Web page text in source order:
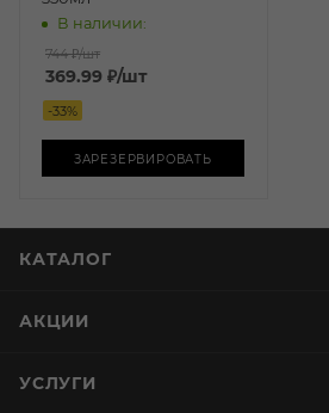
В наличии:
744 ₽/шт
369.99 ₽/шт
-33%
ЗАРЕЗЕРВИРОВАТЬ
КАТАЛОГ
АКЦИИ
УСЛУГИ